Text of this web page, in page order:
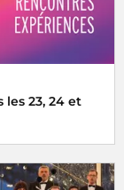
les 23, 24 et